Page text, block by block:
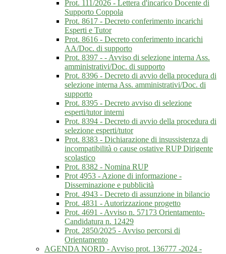
Prot. 111/2026 - Lettera d'incarico Docente di
Supporto Coppola
Prot. 8617 - Decreto conferimento incarichi
Esperti e Tutor
Prot. 8616 - Decreto conferimento incarichi
AA/Doc. di supporto
Prot. 8397 - - Avviso di selezione interna Ass.
amministrativi/Doc. di supporto
Prot. 8396 - Decreto di avvio della procedura di
selezione interna Ass. amministrativi/Doc. di
supporto
Prot. 8395 - Decreto avviso di selezione
esperti/tutor interni
Prot. 8394 - Decreto di avvio della procedura di
selezione esperti/tutor
Prot. 8383 - Dichiarazione di insussistenza di
incompatibilità o cause ostative RUP Dirigente
scolastico
Prot. 8382 - Nomina RUP
Prot 4953 - Azione di informazione -
Disseminazione e pubblicità
Prot. 4943 - Decreto di assunzione in bilancio
Prot. 4831 - Autorizzazione progetto
Prot. 4691 - Avviso n. 57173 Orientamento-
Candidatura n. 12429
Prot. 2850/2025 - Avviso percorsi di
Orientamento
AGENDA NORD - Avviso prot. 136777 -2024 -